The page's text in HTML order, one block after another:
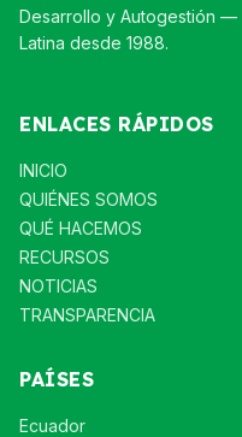
Desarrollo y Autogestión —
Latina desde 1988.
ENLACES RÁPIDOS
INICIO
QUIÉNES SOMOS
QUÉ HACEMOS
RECURSOS
NOTICIAS
TRANSPARENCIA
PAÍSES
Ecuador